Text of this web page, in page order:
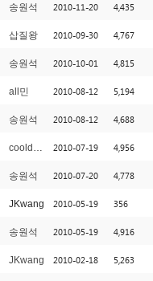
송원석 2010-11-20 4,435
삽질왕 2010-09-30 4,767
송원석 2010-10-01 4,815
all민 2010-08-12 5,194
송원석 2010-08-12 4,688
cooldragon 2010-07-19 4,956
[1]송원석 2010-07-20 4,778
[1]
JKwang 2010-05-19 356
송원석 2010-05-19 4,916
JKwang 2010-02-18 5,263